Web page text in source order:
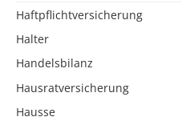
Haftpflichtversicherung
Halter
Handelsbilanz
Hausratversicherung
Hausse